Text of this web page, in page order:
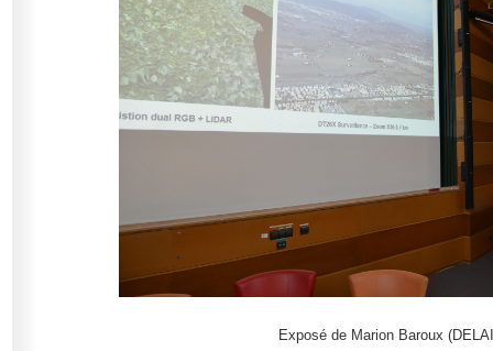
Exposé de Marion Baroux